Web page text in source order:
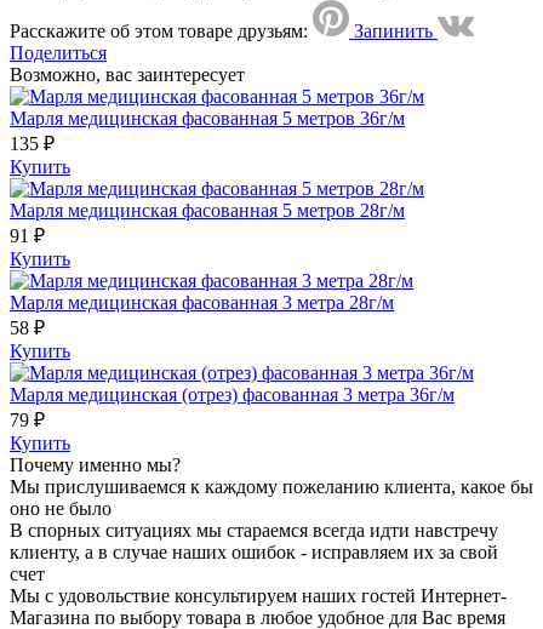
Расскажите об этом товаре друзьям:
Запинить
Поделиться
Возможно, вас заинтересует
Марля медицинская фасованная 5 метров 36г/м
135 ₽
Купить
Марля медицинская фасованная 5 метров 28г/м
91 ₽
Купить
Марля медицинская фасованная 3 метра 28г/м
58 ₽
Купить
Марля медицинская (отрез) фасованная 3 метра 36г/м
79 ₽
Купить
Почему именно мы?
Мы прислушиваемся к каждому пожеланию клиента, какое бы
оно не было
В спорных ситуациях мы стараемся всегда идти навстречу
клиенту, а в случае наших ошибок - исправляем их за свой
счет
Мы с удовольствие консультируем наших гостей Интернет-
Магазина по выбору товара в любое удобное для Вас время